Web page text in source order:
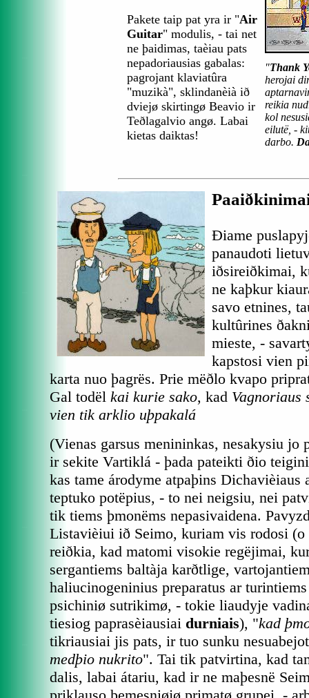
"Thank
herojai
reikia
kol
eilutë, -
darbo.
Pakete taip pat yra ir "Air
Guitar" modulis, - tai net
ne þaidimas, taèiau pats
nepadoriausias gabalas:
pagrojant klaviatûra
"muzikà", sklindanèià ið
dviejø skirtingø Beavio ir
Teðlagalvio angø. Labai
kietas daiktas!
Ðiame
panaudoti
iðsireiðkimai,
ne kaþkur
savo etnines,
kultûrines
mieste, -
kapstosi vien
karta nuo þagrës. Prie mëðlo kvapo
Gal todël kai kurie sako, kad Vagnoriaus
vien tik arklio uþpakalá
(Vienas garsus menininkas, nesakysiu jo
ir sekite Vartiklá - þada pateikti ðio
kas tame árodyme atpaþins Dichavièiaus
teptuko potëpius, - to nei neigsiu, nei
tik tiems þmonëms nepasivaidena.
Listavièiui ið Seimo, kuriam vis rodosi (o
reiðkia, kad matomi visokie regëjimai,
sergantiems baltàja karðtlige,
haliucinogeninius preparatus ar
psichiniø sutrikimø, - tokie liaudyje
tiesiog paprasèiausiai durniais), "kad
tikriausiai jis pats, ir tuo sunku
medþio nukrito". Tai tik patvirtina, kad
dalis, labai átariu, kad ir ne maþesnë